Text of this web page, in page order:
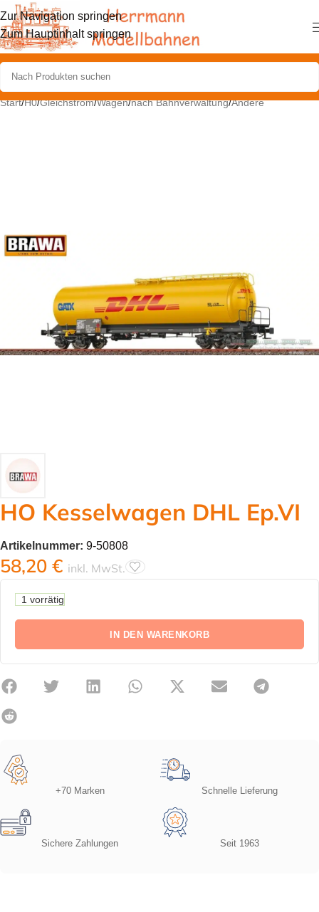
Zur Navigation springen
Zum Hauptinhalt springen
Start/H0/Gleichstrom/Wagen/nach Bahnverwaltung/Andere
HO Kesselwagen DHL Ep.VI
Artikelnummer: 9-50808
58,20 € inkl. MwSt.
1 vorrätig
IN DEN WARENKORB
+70 Marken Schnelle Lieferung
Sichere Zahlungen Seit 1963